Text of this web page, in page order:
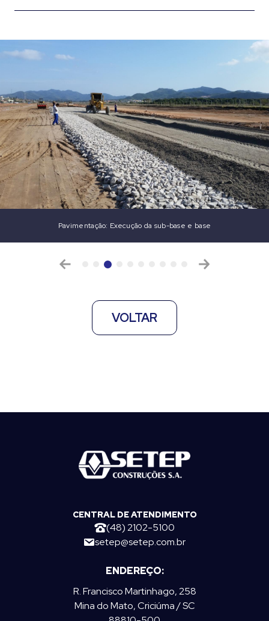
Pavimentação: Execução da sub-base e base
VOLTAR
CENTRAL DE ATENDIMENTO
(48) 2102-5100
setep@setep.com.br
ENDEREÇO:
R. Francisco Martinhago, 258
Mina do Mato, Criciúma / SC